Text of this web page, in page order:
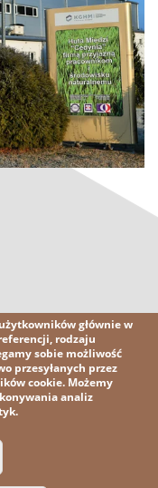
głównie w
rodzaju
sobie możliwość
przesyłanych przez
cookie. Możemy
analiz